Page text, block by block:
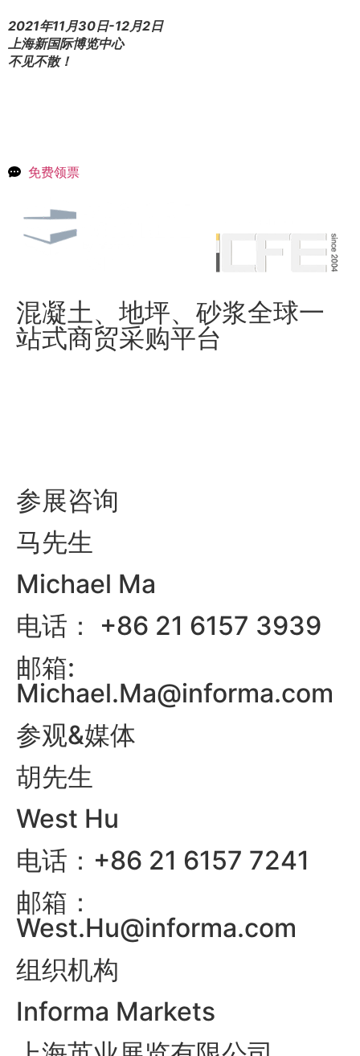
2021年11月30日-12月2日
上海新国际博览中心
不见不散！
免费领票
混凝土、地坪、砂浆全球一
站式商贸采购平台
参展咨询
马先生
Michael Ma
电话： +86 21 6157 3939
邮箱:
Michael.Ma@informa.com
参观&媒体
胡先生
West Hu
电话：+86 21 6157 7241
邮箱：
West.Hu@informa.com
组织机构
Informa Markets